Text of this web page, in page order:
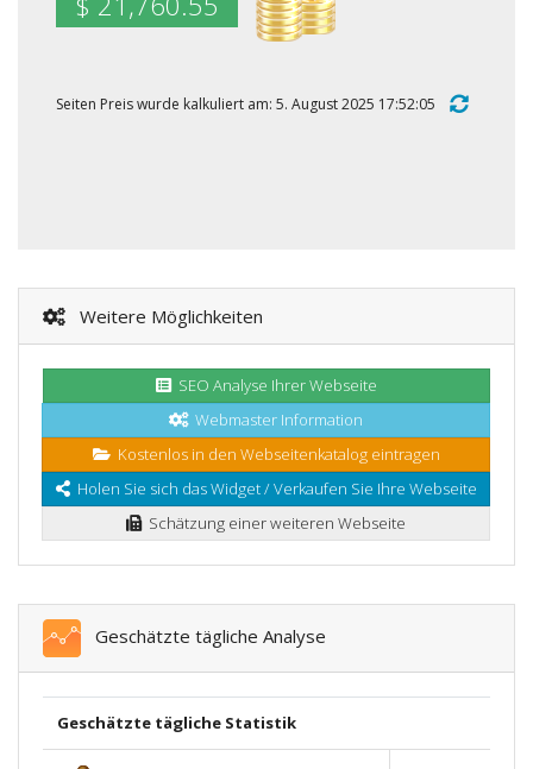
Seiten Preis wurde kalkuliert am: 5. August 2025 17:52:05
Weitere Möglichkeiten
SEO Analyse Ihrer Webseite
Webmaster Information
Kostenlos in den Webseitenkatalog eintragen
Holen Sie sich das Widget / Verkaufen Sie Ihre Webseite
Schätzung einer weiteren Webseite
Geschätzte tägliche Analyse
Geschätzte tägliche Statistik